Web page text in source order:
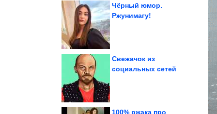
Чёрный юмор.
Ржунимагу!
Свежачок из
социальных сетей
100% ржака про